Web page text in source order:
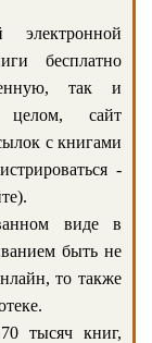
бесплатно
так и
целом, сайт
с книгами
-
виде в
быть не
то также
тысяч книг,